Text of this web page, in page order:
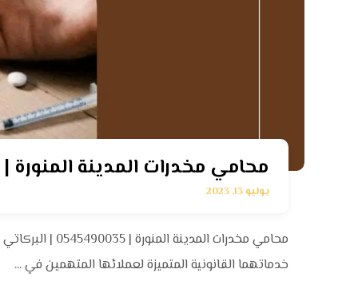
محامي مخدرات المدينة المنورة | 0545490035 | البركاتي للمحاماة
يوليو 13, 2023
محامي مخدرات
خدماتهما القانونية المتميزة لعملائها المتهمين في ...